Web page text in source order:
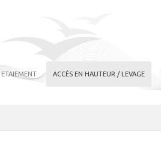
ETAIEMENT ACCÈS EN HAUTEUR / LEVAGE